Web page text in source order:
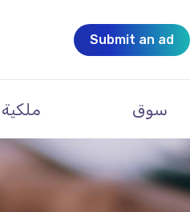
Submit an ad
ملكية سوق